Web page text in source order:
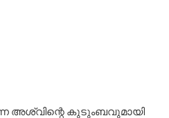
അശ്വിന്റെ കുടുംബവുമായി